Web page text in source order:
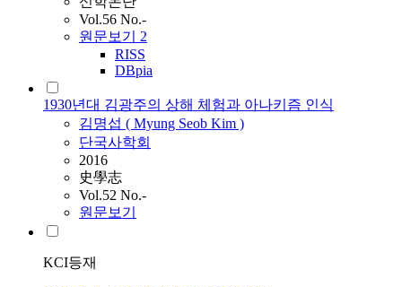
Vol.56 No.-
원문보기 2
RISS
DBpia
1930년대 김광주의 상해 체험과 아나키즘 인식
김명섭 ( Myung Seob Kim )
단국사학회
2016
史學志
Vol.52 No.-
원문보기
KCI등재